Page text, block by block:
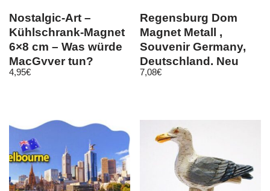
Nostalgic-Art –
Kühlschrank-Magnet
6×8 cm – Was würde
MacGyver tun?
4,95€
Regensburg Dom
Magnet Metall ,
Souvenir Germany,
Deutschland, Neu
7,08€